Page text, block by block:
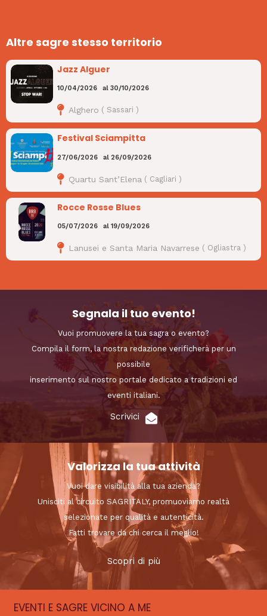
Altre sagre stesso territorio
Jazz Alguer
10/04/2026 al 30/10/2026
Alghero ( Sassari )
Festival Sciampitta
27/06/2026 al 26/09/2026
Quartu Sant’Elena ( Cagliari )
Rocce Rosse Blues
05/07/2026 al 19/09/2026
Lanusei e Santa Maria Navarrese ( Ogliastra)
Segnala il tuo evento!
Vuoi promuovere la tua sagra o evento?
Compila il form, la nostra redazione verificherà per un
possibile
inserimento sul nostro portale dedicato a tradizioni ed
eventi italiani.
Scrivici
Valorizza la tua attività
Vuoi dare visibilità alla tua azienda?
Unisciti al circuito SAGRITALY, promuoviamo realtà
selezionate per qualità e autenticità.
Fatti trovare da chi cerca il meglio!
Scopri di più
EVENTI E SAGRE VICINO A ME